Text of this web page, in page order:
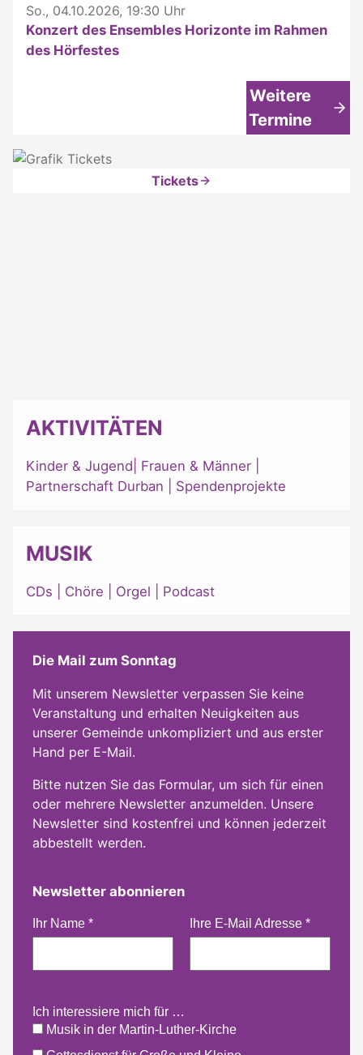
So., 04.10.2026, 19:30 Uhr
Konzert des Ensembles Horizonte im Rahmen
des Hörfestes
Weitere
Termine
Tickets
AKTIVITÄTEN
Kinder & Jugend Frauen & Männer
Partnerschaft Durban
Spendenprojekte
MUSIK
CDs Chöre Orgel Podcast
Die Mail zum Sonntag
Mit unserem Newsletter verpassen Sie keine
Veranstaltung und erhalten Neuigkeiten aus
unserer Gemeinde unkompliziert und aus erster
Hand per E-Mail.
Bitte nutzen Sie das Formular, um sich für einen
oder mehrere Newsletter anzumelden. Unsere
Newsletter sind kostenfrei und können jederzeit
abbestellt werden.
Newsletter abonnieren
Ihr Name * Ihre E-Mail Adresse *
Ich interessiere mich für …
Musik in der Martin-Luther-Kirche